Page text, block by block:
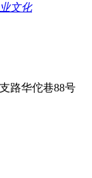
文化
路华佗巷88号